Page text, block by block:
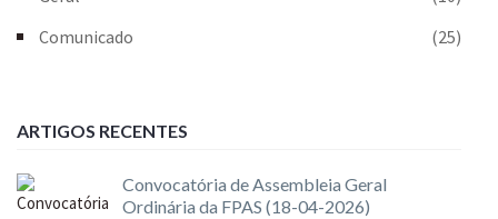
Comunicado
(25)
ARTIGOS RECENTES
Convocatória de Assembleia Geral
Ordinária da FPAS (18-04-2026)